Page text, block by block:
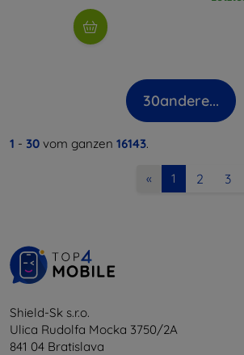
30andere...
1 - 30 vom ganzen 16143.
« 1 2 3
Shield-Sk s.r.o.
Ulica Rudolfa Mocka 3750/2A
841 04 Bratislava